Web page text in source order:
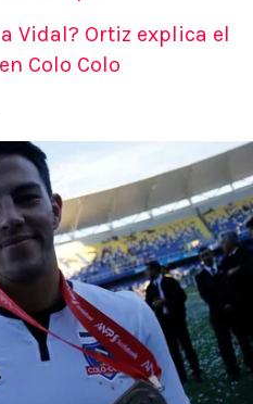
Vidal? Ortiz explica el
Colo Colo